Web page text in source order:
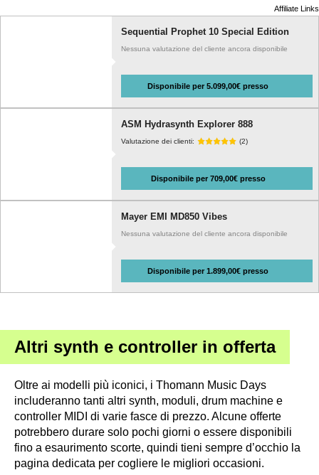
Affiliate Links
Sequential Prophet 10 Special Edition
Nessuna valutazione del cliente ancora disponibile
Disponibile per 5.099,00€ presso
ASM Hydrasynth Explorer 888
Valutazione dei clienti: (2)
Disponibile per 709,00€ presso
Mayer EMI MD850 Vibes
Nessuna valutazione del cliente ancora disponibile
Disponibile per 1.899,00€ presso
Altri synth e controller in offerta
Oltre ai modelli più iconici, i Thomann Music Days
includeranno tanti altri synth, moduli, drum machine e
controller MIDI di varie fasce di prezzo. Alcune offerte
potrebbero durare solo pochi giorni o essere disponibili
fino a esaurimento scorte, quindi tieni sempre d’occhio la
pagina dedicata per cogliere le migliori occasioni.